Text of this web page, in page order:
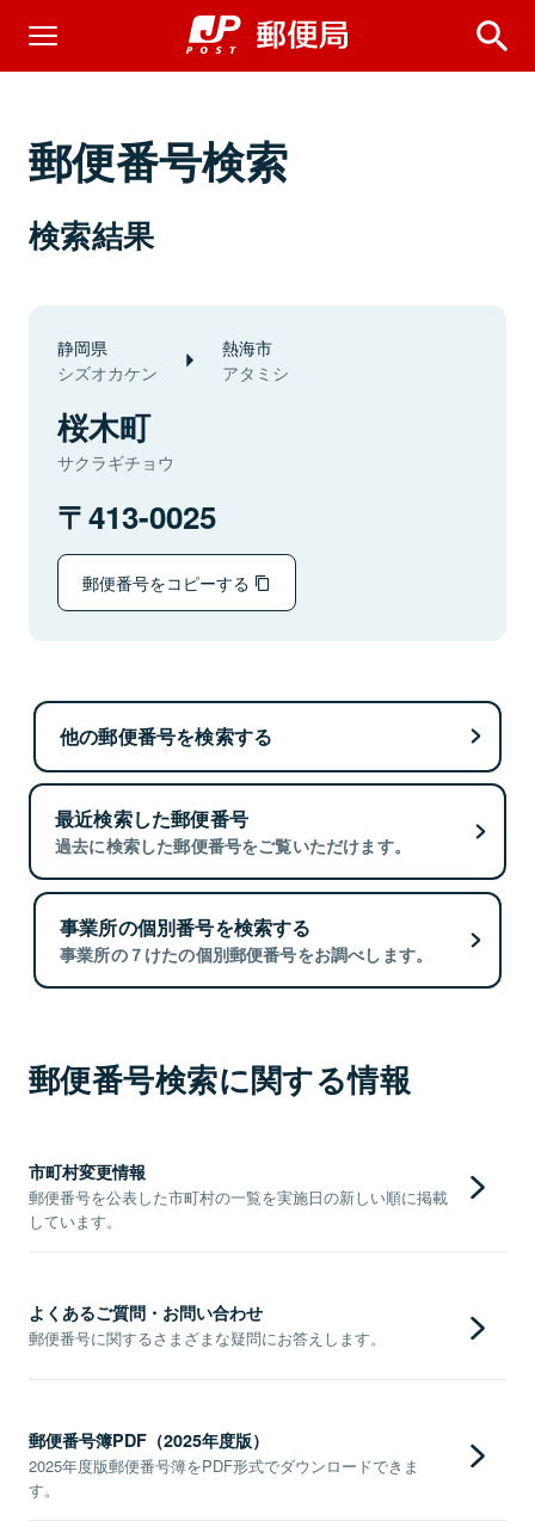
郵便番号検索
検索結果
静岡県
シズオカケン
熱海市
アタミシ
桜木町
サクラギチョウ
413-0025
郵便番号をコピーする
他の郵便番号を検索する
最近検索した郵便番号
過去に検索した郵便番号をご覧いただけます。
事業所の個別番号を検索する
事業所の７けたの個別郵便番号をお調べします。
郵便番号検索に関する情報
市町村変更情報
郵便番号を公表した市町村の一覧を実施日の新しい順に掲載
しています。
よくあるご質問・お問い合わせ
郵便番号に関するさまざまな疑問にお答えします。
郵便番号簿PDF（2025年度版）
2025年度版郵便番号簿をPDF形式でダウンロードできま
す。